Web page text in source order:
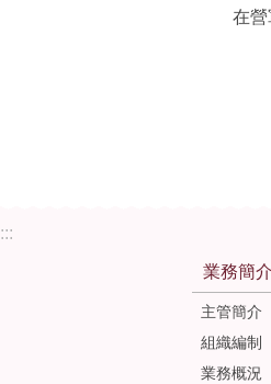
在
:::
業務簡介
主管簡介
組織編制
業務概況